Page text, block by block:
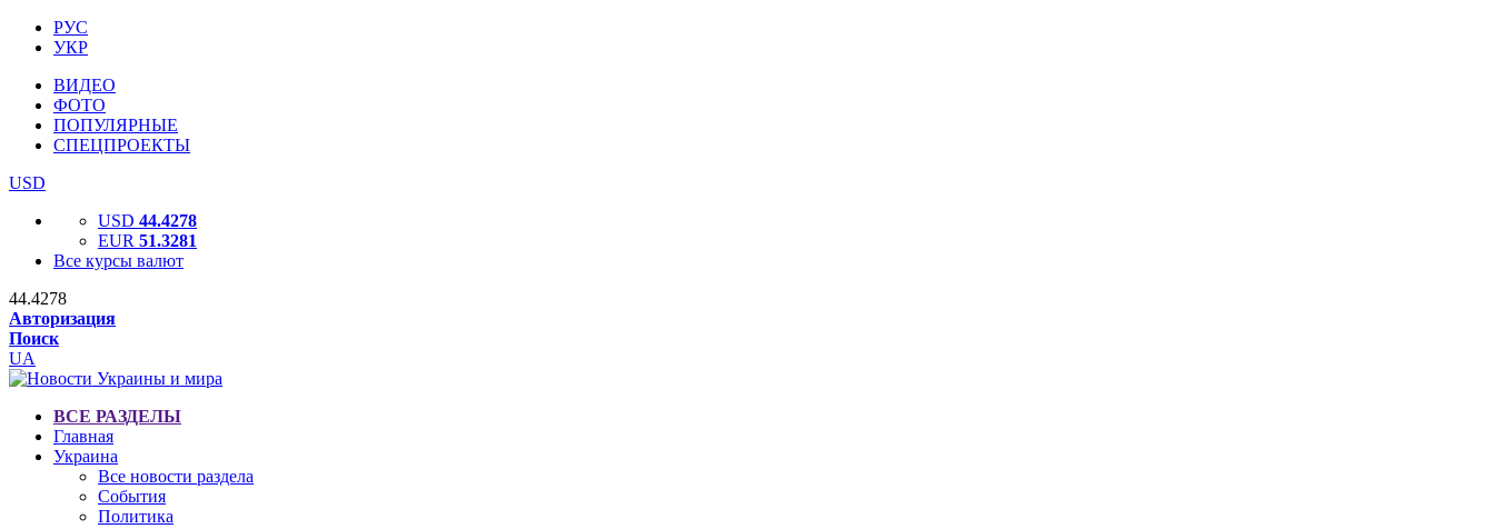
РУС
УКР
ВИДЕО
ФОТО
ПОПУЛЯРНЫЕ
СПЕЦПРОЕКТЫ
USD
USD 44.4278
EUR 51.3281
Все курсы валют
44.4278
Авторизация
Поиск
UA
ВСЕ РАЗДЕЛЫ
Главная
Украина
Все новости раздела
События
Политика